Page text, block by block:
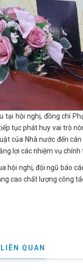
hội nghị, đồng chí
tục phát huy vai trò
của Nhà nước đến
lợi các nhiệm vụ chính
hội nghị, đội ngũ báo
cao chất lượng công
QUAN